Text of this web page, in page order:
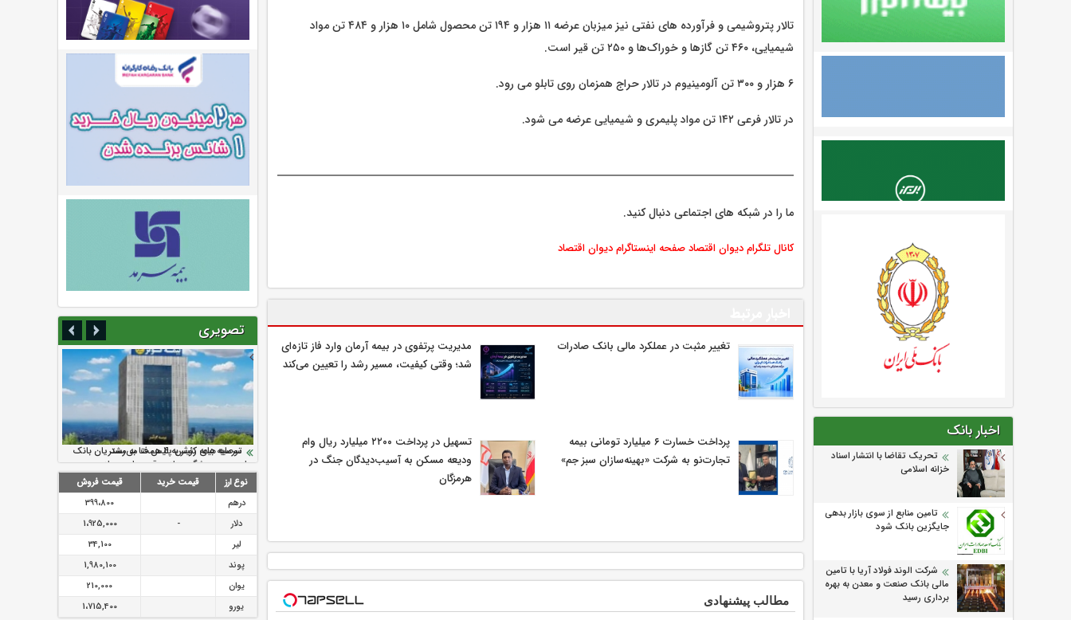
اخبار بانک
تحریک تقاضا با انتشار اسناد
خزانه اسلامی
تامین منابع از سوی بازار بدهی
جایگزین بانک شود
شرکت الوند فولاد آریا با تامین
مالی بانک صنعت و معدن به بهره
برداری رسید
تالار پتروشیمی و فرآورده های نفتی نیز میزبان عرضه ۱۱ هزار و ۱۹۴ تن محصول شامل ۱۰ هزار و ۴۸۴ تن مواد
شیمیایی، ۴۶۰ تن گازها و خوراک‌ها و ۲۵۰ تن قیر است.
۶ هزار و ۳۰۰ تن آلومینیوم در تالار حراج همزمان روی تابلو می رود.
در تالار فرعی ۱۴۲ تن مواد پلیمری و شیمیایی عرضه می شود.
ما را در شبکه های اجتماعی دنبال کنید.
کانال تلگرام دیوان اقتصادصفحه اینستاگرام دیوان اقتصاد
تغییر مثبت در عملکرد مالی بانک صادرات
مدیریت پرتفوی در بیمه آرمان وارد فاز تازه‌ای
شد؛ وقتی کیفیت، مسیر رشد را تعیین می‌کند
پرداخت خسارت ۶ میلیارد تومانی بیمه
تجارت‌نو به شرکت «بهینه‌سازان سبز جم»
تسهیل در پرداخت ۲۲۰۰ میلیارد ریال وام
ودیعه مسکن به آسیب‌دیدگان جنگ در
هرمزگان
مطالب پیشنهادی
تصویری
ارزش سهام عدالت بالا رفت
سرمایه بیمه کوثر به ۴ همت می‌رسد
نود ثانیه با فولاد سنگان
تقدیر دبیرکل سندیکای بیمه گران ایران از
اقدامات مدیرعامل بیمه رازی
توصیه های رئیس پلیس فتا به مشتریان بانک
ها در مورد پیشگیری از سرقت های مجازی
نوع ارز قیمت خرید
قیمت فروش
درهم
399،800
دلار
-
1،925,000
لیر
34,100
پوند
1,980,100
یوان
210,000
یورو
1،715,400